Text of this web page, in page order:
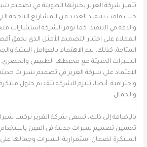
تتميز شركة الغرير بخبرتها الطويلة في تصميم
حيث قامت بتنفيذ العديد من المشاريع الناجحة
والدقة في التنفيذ. كما توفر الشركة
العملاء على اختيار التصميم الأمثل الذي يحقق
المتاحة. كذلك، يتم الاهتمام بالعوامل البيئية
الشبرات الحديثة مع محيطها الطبيعي
الاعتماد على شركة الغرير في تصميم شبرات
واحترافية. أيضا، تلتزم الشركة بتقديم حلول
والجمال.
بالإضافة إلى ذلك، تسعى شركة الغرير تركيب
تحسين تصميم شبرات حديثة في العين باستخدام
المبتكرة لضمان استمرارية الشبرات وجمالها